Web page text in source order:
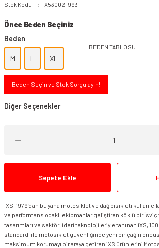
Stok Kodu X53002-993
Önce Beden Seçiniz
Beden
M L XL
BEDEN TABLOSU
Beden Seçin ve Stok Sorgulayın!
Diğer Seçenekler
iXS Master Gore-Tex 2.0 Mont Gri
Sepete Ekle
iXS, 1979’dan bu yana motosiklet ve dağ bisikleti
ve performans odaklı ekipmanlar geliştiren köklü bir
tasarımları ve sektör lideri teknolojileriyle tanınan iXS, 100
standardı ile motosiklet güvenliğinde yeni bir çağın
maksimum korumayı bir araya getiren iXS ürünlerini